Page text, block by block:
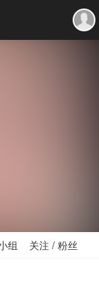
组 关注 / 粉丝